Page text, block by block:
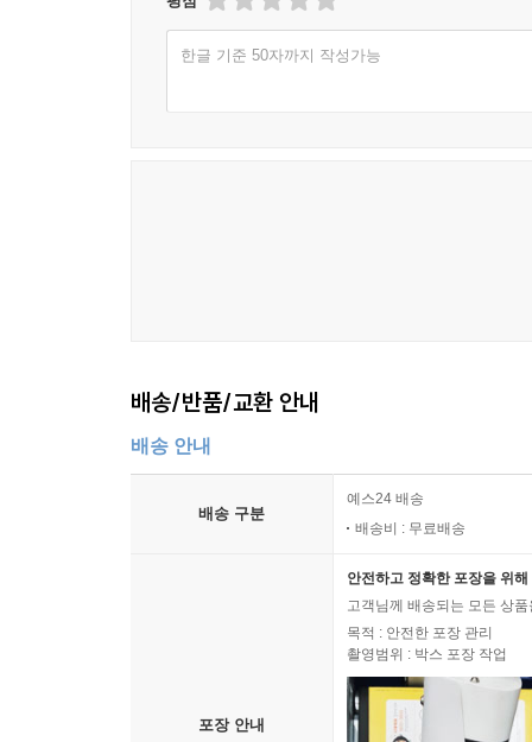
한글 기준 50자까지 작성가능
배송/반품/교환 안내
배송 안내
배송 구분
예스24 배송
배송비 : 무료배송
포장 안내
안전하고 정확한 포장을 위
고객님께 배송되는 모든 상
목적 : 안전한 포장 관리
촬영범위 : 박스 포장 작업